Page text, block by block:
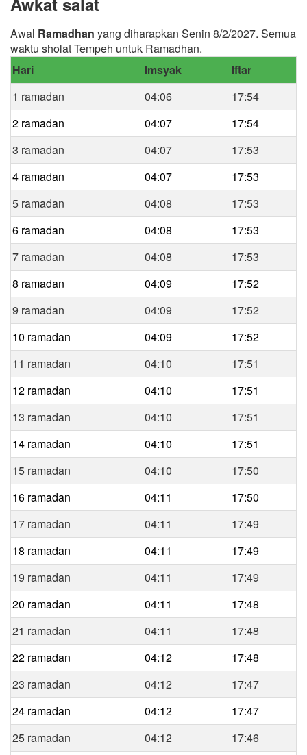
Awal Ramadhan yang diharapkan Senin 8/2/2027. Semua
waktu sholat Tempeh untuk Ramadhan.
Hari
Imsyak
Iftar
1 ramadan
04:06
17:54
2 ramadan
04:07
17:54
3 ramadan
04:07
17:53
4 ramadan
04:07
17:53
5 ramadan
04:08
17:53
6 ramadan
04:08
17:53
7 ramadan
04:08
17:53
8 ramadan
04:09
17:52
9 ramadan
04:09
17:52
10 ramadan
04:09
17:52
11 ramadan
04:10
17:51
12 ramadan
04:10
17:51
13 ramadan
04:10
17:51
14 ramadan
04:10
17:51
15 ramadan
04:10
17:50
16 ramadan
04:11
17:50
17 ramadan
04:11
17:49
18 ramadan
04:11
17:49
19 ramadan
04:11
17:49
20 ramadan
04:11
17:48
21 ramadan
04:11
17:48
22 ramadan
04:12
17:48
23 ramadan
04:12
17:47
24 ramadan
04:12
17:47
25 ramadan
04:12
17:46